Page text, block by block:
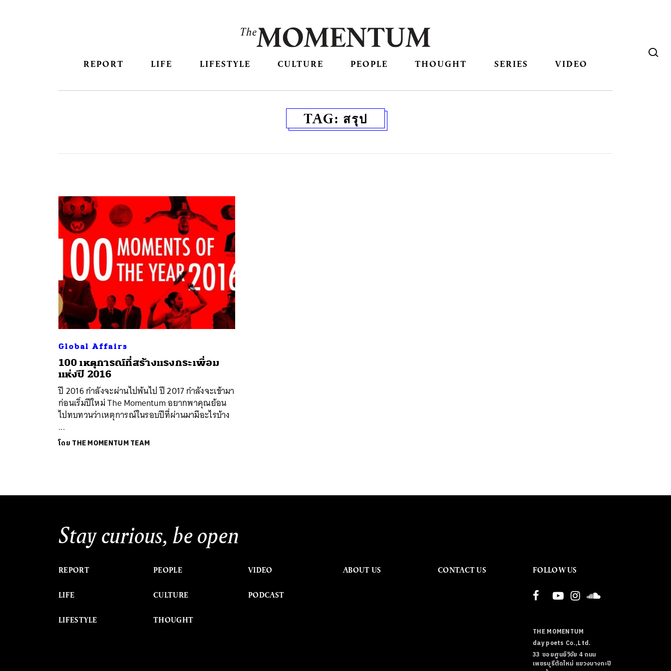
REPORT LIFE LIFESTYLE CULTURE PEOPLE THOUGHT SERIES VIDEO
TAG: สรุป
Global Affairs
100 เหตุการณ์ที่สร้างแรงกระเพื่อม
แห่งปี 2016
ปี 2016 กำลังจะผ่านไปพ้นไป ปี 2017 กำลังจะเข้ามา
ก่อนเริ่มปีใหม่ The Momentum อยากพาคุณย้อน
ไปทบทวนว่าเหตุการณ์ในรอบปีที่ผ่านมามีอะไรบ้าง
...
โดย THE MOMENTUM TEAM
Stay curious, be open
REPORT
LIFE
LIFESTYLE
PEOPLE
CULTURE
THOUGHT
VIDEO
PODCAST
ABOUT US CONTACT US FOLLOW US
THE MOMENTUM
day poets Co.,Ltd.
33 ซอยศูนย์วิจัย 4 ถนน
เพชรบุรีตัดใหม่ แขวงบางกะปิ